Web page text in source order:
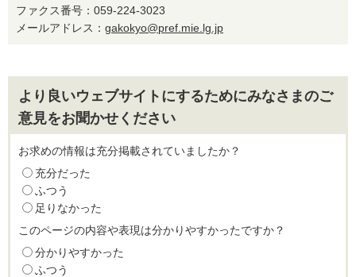
ファクス番号：059-224-3023
メールアドレス： gakokyo@pref.mie.lg.jp
より良いウェブサイトにするためにみなさまのご
意見をお聞かせください
お求めの情報は充分掲載されていましたか？
充分だった
ふつう
足りなかった
このページの内容や表現は分かりやすかったですか？
分かりやすかった
ふつう